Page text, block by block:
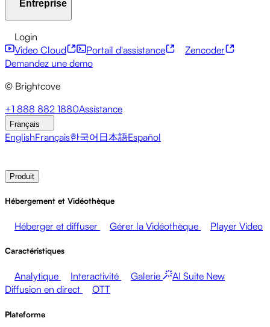
API pour développeurs
Monétisation du contenu
Services mondiaux
Intégrations
Intégrations sociales
Services financiers
Événements en direct
Marketing
Monétiser vos médias
Ventes
Soutenir les employés
Diffuseurs Santé et Pharmacie
médiatique
Réseaux médiatiques
détail
Entreprises technologiques
Documentation produit
Entreprise
À propos de Brightcove
Salle de presse Newsletter
Login
Video Cloud
Portail d'assistance
Zencoder
Demandez une demo
© Brightcove
+1 888 882 1880Assistance
Français
EnglishFrançais한국어 日本語Español
Produit
Hébergement et Vidéothèque
Héberger et diffuser Gérer la Vidéothèque Player Video
Caractéristiques
Analytique Interactivité Galerie AI Suite New
Diffusion en direct
OTT
Plateforme